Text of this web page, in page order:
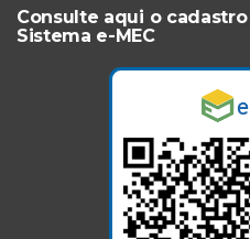
Consulte aqui o
Sistema e-MEC